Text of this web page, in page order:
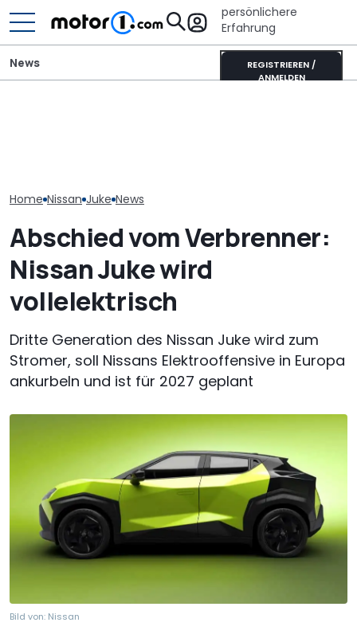
persönlichere
Erfahrung
REGISTRIEREN /
ANMELDEN
News
Home Nissan Juke News
Abschied vom Verbrenner:
Nissan Juke wird
vollelektrisch
Dritte Generation des Nissan Juke wird zum
Stromer, soll Nissans Elektrooffensive in Europa
ankurbeln und ist für 2027 geplant
Bild von: Nissan